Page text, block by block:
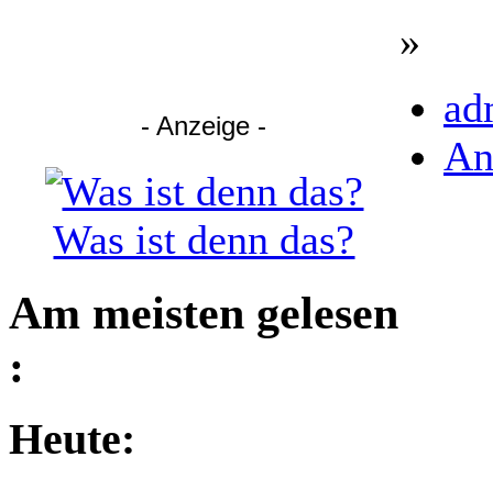
- Anzeige -
Was ist denn das?
Am meisten gelesen
:
Heute:
»